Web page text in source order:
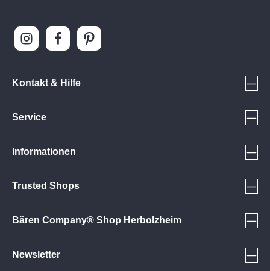
Kontakt & Hilfe
Service
Informationen
Trusted Shops
Bären Company® Shop Herbolzheim
Newsletter